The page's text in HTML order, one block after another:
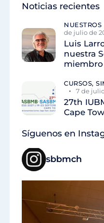
Noticias recientes
de julio de
Luis
nuestra
miembro
CURSOS,
7 de
27th
Cape
Síguenos en
sbbmch